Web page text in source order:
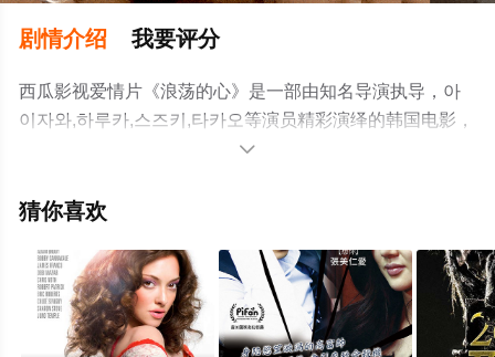
剧情介绍 我要评分
西瓜影视爱情片《浪荡的心》是一部由知名导演执导，아
이자와,하루카,스즈키,타카오等演员精彩演绎的韩国电影，
大结局剧情已揭晓（1-1全集），手机免费观看高清无删减
瓣电影、电视猫或剧情网等平台了解。

猜你喜欢